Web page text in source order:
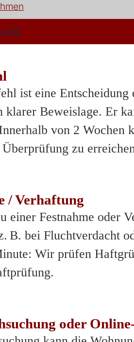
50
ist eine
klarer Beweislage. Er
von 2 Wochen
zu
/ Verhaftung
einer Festnahme oder
B. bei Fluchtverdacht
Wir prüfen
oder